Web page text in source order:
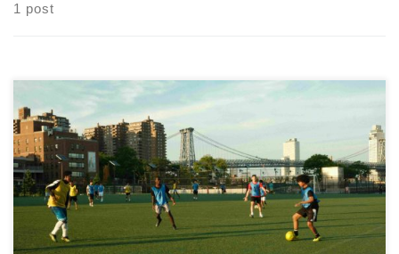
1 post
FC Barcelona se po více než dvou letech vrací na renovovaný
Spotify Camp Nou. Fanoušci, moderní tribuny a nové zážitky
spojují tradici, emoce a budoucnost klubu.